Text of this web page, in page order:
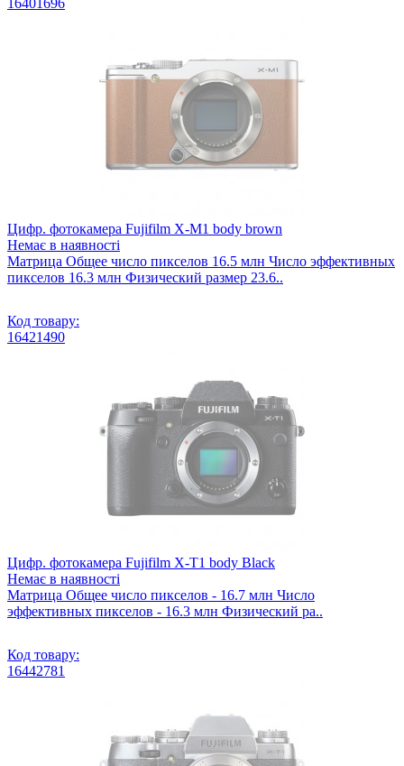
Цифр. фотокамера Fujifilm X-M1 body brown
Немає в наявності
Матрица Общее число пикселов 16.5 млн Число эффективных
пикселов 16.3 млн Физический размер 23.6..
Код товару:
16421490
Цифр. фотокамера Fujifilm X-T1 body Black
Немає в наявності
Матрица Общее число пикселов - 16.7 млн Число
эффективных пикселов - 16.3 млн Физический ра..
Код товару:
16442781